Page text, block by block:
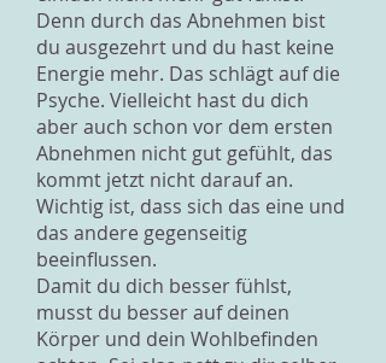
Denn durch das Abnehmen bist
du ausgezehrt und du hast keine
Energie mehr. Das schlägt auf die
Psyche. Vielleicht hast du dich
aber auch schon vor dem ersten
Abnehmen nicht gut gefühlt, das
kommt jetzt nicht darauf an.
Wichtig ist, dass sich das eine und
das andere gegenseitig
beeinflussen.
Damit du dich besser fühlst,
musst du besser auf deinen
Körper und dein Wohlbefinden